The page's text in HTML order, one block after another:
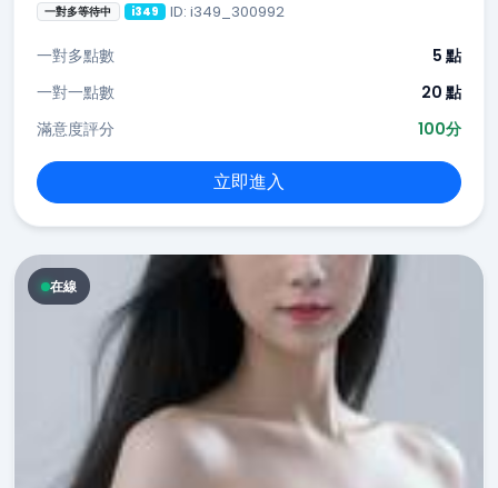
一對多等待中 i349 ID: i349_300992
一對多點數
5 點
一對一點數
20 點
滿意度評分
100分
立即進入
在線